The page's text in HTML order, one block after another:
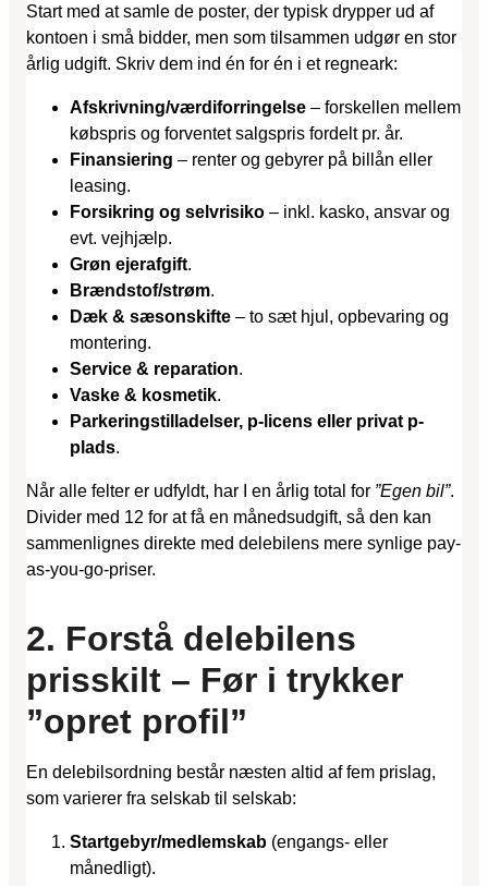
Start med at samle de poster, der typisk drypper ud af
kontoen i små bidder, men som tilsammen udgør en stor
årlig udgift. Skriv dem ind én for én i et regneark:
Afskrivning/værdiforringelse – forskellen mellem
købspris og forventet salgspris fordelt pr. år.
Finansiering – renter og gebyrer på billån eller
leasing.
Forsikring og selvrisiko – inkl. kasko, ansvar og
evt. vejhjælp.
Grøn ejerafgift.
Brændstof/strøm.
Dæk & sæsonskifte – to sæt hjul, opbevaring og
montering.
Service & reparation.
Vaske & kosmetik.
Parkeringstilladelser, p-licens eller privat p-
plads.
Når alle felter er udfyldt, har I en årlig total for ”Egen bil”.
Divider med 12 for at få en månedsudgift, så den kan
sammenlignes direkte med delebilens mere synlige pay-
as-you-go-priser.
2. Forstå delebilens
prisskilt – Før i trykker
”opret profil”
En delebilsordning består næsten altid af fem prislag,
som varierer fra selskab til selskab:
Startgebyr/medlemskab (engangs- eller
månedligt).